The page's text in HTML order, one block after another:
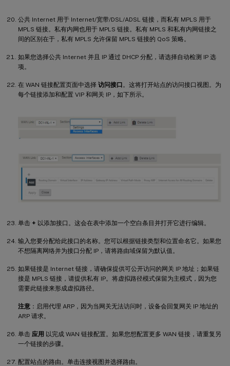
公共 Internet 用于 Internet/宽带/DSL/ADSL 链接，而私有 MPLS 用于
MPLS 链接。私有内网也用于 MPLS 链接。私有 MPLS 和私有内网链接之
间的区别在于，私有 MPLS 允许保留 MPLS 链接的 QoS 策略。
如果您选择公共 Internet 并且 IP 通过 DHCP 分配，请选择自动检测 IP 选
项。
在 WAN 链接配置页面中选择 访问接口 。这将打开站点的访问接口视图。为
每个链接添加和配置 VIP 和网关 IP，如下所示。
单击 + 以添加接口。这会在表中添加一个空白条目并打开它进行编辑。
输入您要分配给此接口的名称。您可以根据链接类型和位置命名它。如果您
不想隔离网络并为接口分配 IP，请将路由域保留为默认值。
如果链接是 Internet 链接，请确保提供可公开访问的网关 IP 地址；如果链
接是 MPLS 链接，请提供私有 IP。将虚拟路径模式保留为主模式，因为您
需要此链接来形成虚拟路径。
注意 ：启用代理 ARP，因为当网关无法访问时，设备会回复网关 IP 地址的
ARP 请求。
单击 应用 以完成 WAN 链接配置。如果您想配置更多 WAN 链接，请重复另
一个链接的步骤。
配置站点的路由。单击连接视图并选择路由。